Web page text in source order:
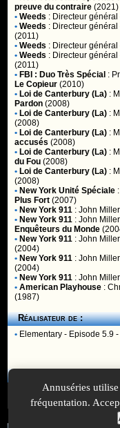
preuve du contraire (2021)
• Weeds : Directeur général
• Weeds : Directeur général
(2011)
• Weeds : Directeur général
• Weeds : Directeur général
(2011)
• FBI : Duo Très Spécial :
Le Copieur (2010)
• Loi de Canterbury (La) :
Pardon (2008)
• Loi de Canterbury (La) :
(2008)
• Loi de Canterbury (La) :
accusés (2008)
• Loi de Canterbury (La) :
du Fou (2008)
• Loi de Canterbury (La) :
(2008)
• New York Unité Spéciale :
Plus Fort (2007)
• New York 911 :John Miller
• New York 911 :John Miller
Enquêteurs du Monde
• New York 911 :John Miller
(2004)
• New York 911 :John Miller
(2004)
• New York 911 :John Miller
• American Playhouse :
(1987)
Réalisateur de :
• Elementary - Episode 5.9 -
Vous ne pouvez pas
membres car
Annuséries
fréquentation.